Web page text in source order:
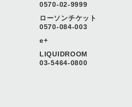
0570-02-9999
ローソンチケット
0570-084-003
e+
LIQUIDROOM
03-5464-0800